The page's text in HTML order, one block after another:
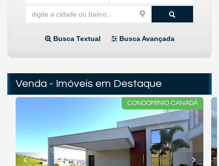
Busca Textual Busca Avançada
Venda - Imóveis em Destaque
CONDOMÍNIO CANADÁ